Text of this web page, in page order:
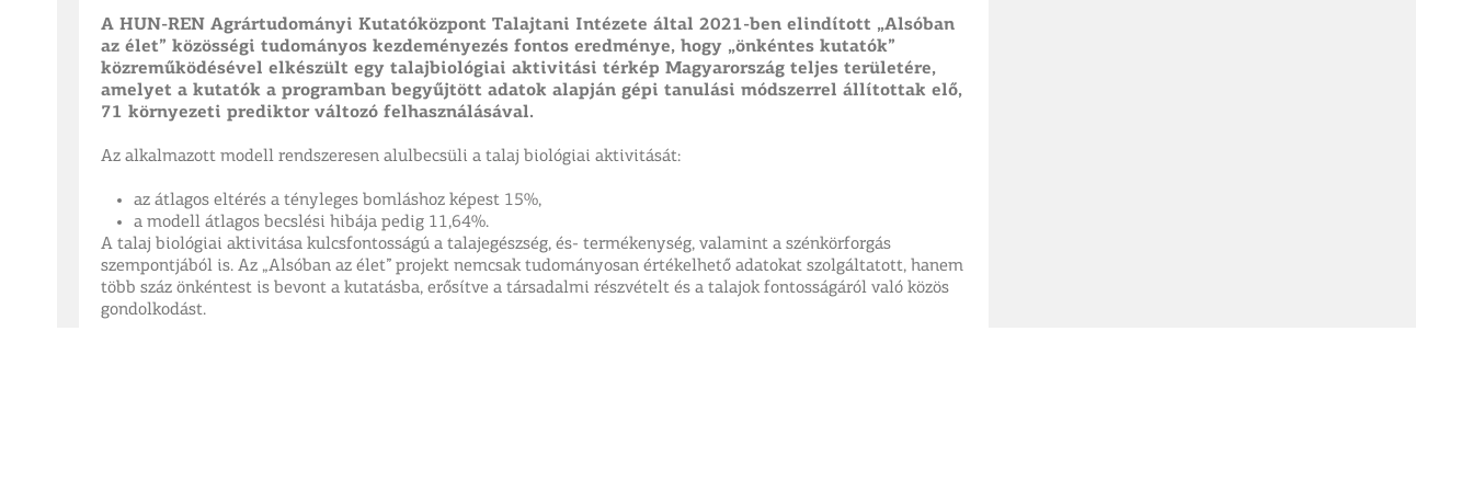
A HUN-REN Agrártudományi Kutatóközpont Talajtani Intézete által 2021-ben elindított „Alsóban
az élet” közösségi tudományos kezdeményezés fontos eredménye, hogy „önkéntes kutatók”
közreműködésével elkészült egy talajbiológiai aktivitási térkép Magyarország teljes területére,
amelyet a kutatók a programban begyűjtött adatok alapján gépi tanulási módszerrel állítottak elő,
71 környezeti prediktor változó felhasználásával.
Az alkalmazott modell rendszeresen alulbecsüli a talaj biológiai aktivitását:
az átlagos eltérés a tényleges bomláshoz képest 15%,
a modell átlagos becslési hibája pedig 11,64%.
A talaj biológiai aktivitása kulcsfontosságú a talajegészség, és- termékenység, valamint a szénkörforgás
szempontjából is. Az „Alsóban az élet” projekt nemcsak tudományosan értékelhető adatokat szolgáltatott, hanem
több száz önkéntest is bevont a kutatásba, erősítve a társadalmi részvételt és a talajok fontosságáról való közös
gondolkodást.